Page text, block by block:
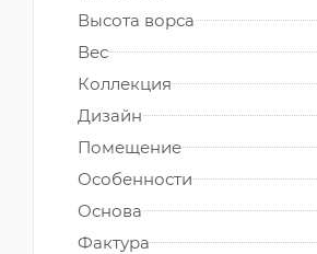
Высота ворса
Вес
Коллекция
Дизайн
Помещение
Особенности
Основа
Фактура